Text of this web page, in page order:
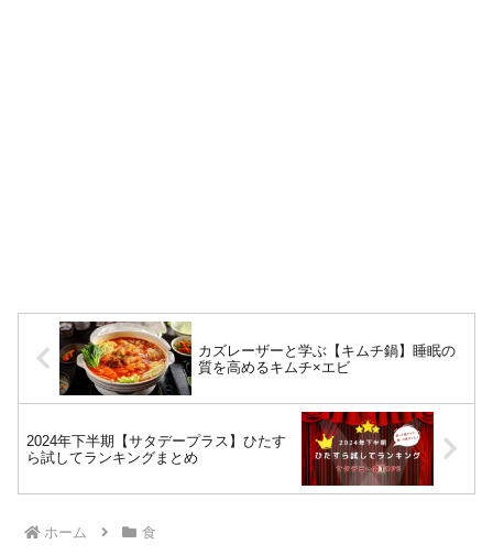
カズレーザーと学ぶ【キムチ鍋】睡眠の
質を高めるキムチ×エビ
2024年下半期【サタデープラス】ひたす
ら試してランキングまとめ
ホーム 食